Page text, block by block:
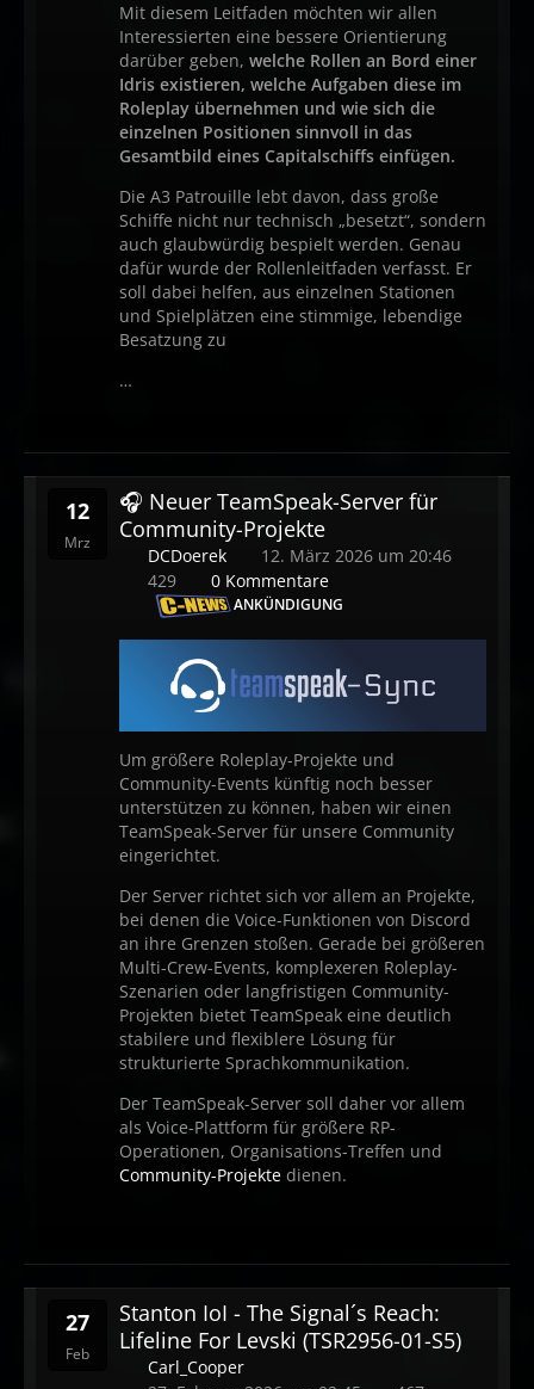
Mit diesem Leitfaden möchten wir allen
Interessierten eine bessere Orientierung
darüber geben, welche Rollen an Bord einer
Idris existieren, welche Aufgaben diese im
Roleplay übernehmen und wie sich die
einzelnen Positionen sinnvoll in das
Gesamtbild eines Capitalschiffs einfügen.
Die A3 Patrouille lebt davon, dass große
Schiffe nicht nur technisch „besetzt“, sondern
auch glaubwürdig bespielt werden. Genau
dafür wurde der Rollenleitfaden verfasst. Er
soll dabei helfen, aus einzelnen Stationen
und Spielplätzen eine stimmige, lebendige
Besatzung zu
…
12
Mrz
🎧 Neuer TeamSpeak-Server für
Community-Projekte
DCDoerek
12. März 2026 um 20:46
429
0 Kommentare
ANKÜNDIGUNG
Um größere Roleplay-Projekte und
Community-Events künftig noch besser
unterstützen zu können, haben wir einen
TeamSpeak-Server für unsere Community
eingerichtet.
Der Server richtet sich vor allem an Projekte,
bei denen die Voice-Funktionen von Discord
an ihre Grenzen stoßen. Gerade bei größeren
Multi-Crew-Events, komplexeren Roleplay-
Szenarien oder langfristigen Community-
Projekten bietet TeamSpeak eine deutlich
stabilere und flexiblere Lösung für
strukturierte Sprachkommunikation.
Der TeamSpeak-Server soll daher vor allem
als Voice-Plattform für größere RP-
Operationen, Organisations-Treffen und
Community-Projekte dienen.
27
Feb
Stanton IoI - The Signal´s Reach:
Lifeline For Levski (TSR2956-01-S5)
Carl_Cooper